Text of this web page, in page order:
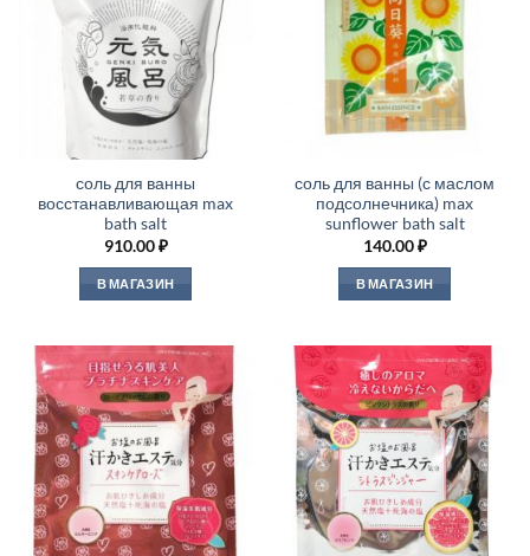
соль для ванны
восстанавливающая max
bath salt
910.00₽
В МАГАЗИН
соль для ванны (с маслом
подсолнечника) max
sunflower bath salt
140.00₽
В МАГАЗИН